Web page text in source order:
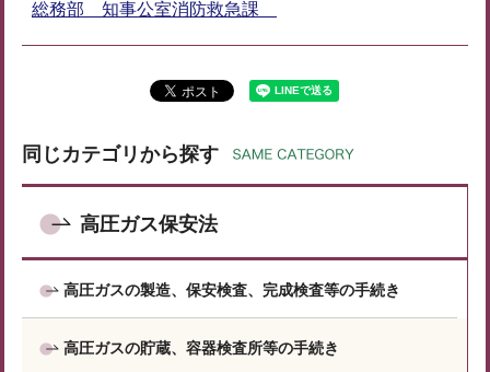
総務部 知事公室消防救急課
同じカテゴリから探す
高圧ガス保安法
高圧ガスの製造、保安検査、完成検査等の手続き
高圧ガスの貯蔵、容器検査所等の手続き